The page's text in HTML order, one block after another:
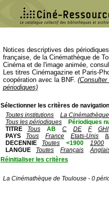
Notices descriptives des
française, de la Cinémathèque de
Cinéma et de l'image animée,
Les titres Cinémagazine et Paris-
coopération avec la BNF.
périodiques)
Sélectionner les critères de
Toutes institutions
La
Tous les périodiques
Périodiques
TITRE
Tous AB C DE F
GHI
PAYS
Tous France Etats-Unis
DECENNIE
Toutes <1900
1900
LANGUE
Toutes Français
Réinitialiser les critères
La Cinémathèque de Toulouse - 0